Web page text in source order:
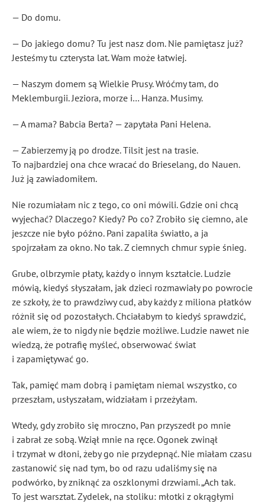
— Do domu.
— Do jakiego domu? Tu jest nasz dom. Nie pamiętasz już?
Jesteśmy tu czterysta lat. Wam może łatwiej.
— Naszym domem są Wielkie Prusy. Wróćmy tam, do
Meklemburgii. Jeziora, morze i… Hanza. Musimy.
— A mama? Babcia Berta? — zapytała Pani Helena.
— Zabierzemy ją po drodze. Tilsit jest na trasie.
To najbardziej ona chce wracać do Brieselang, do Nauen.
Już ją zawiadomiłem.
Nie rozumiałam nic z tego, co oni mówili. Gdzie oni chcą
wyjechać? Dlaczego? Kiedy? Po co? Zrobiło się ciemno, ale
jeszcze nie było późno. Pani zapaliła światło, a ja
spojrzałam za okno. No tak. Z ciemnych chmur sypie śnieg.
Grube, olbrzymie płaty, każdy o innym kształcie. Ludzie
mówią, kiedyś słyszałam, jak dzieci rozmawiały po powrocie
ze szkoły, że to prawdziwy cud, aby każdy z miliona płatków
różnił się od pozostałych. Chciałabym to kiedyś sprawdzić,
ale wiem, że to nigdy nie będzie możliwe. Ludzie nawet nie
wiedzą, że potrafię myśleć, obserwować świat
i zapamiętywać go.
Tak, pamięć mam dobrą i pamiętam niemal wszystko, co
przeszłam, usłyszałam, widziałam i przeżyłam.
Wtedy, gdy zrobiło się mroczno, Pan przyszedł po mnie
i zabrał ze sobą. Wziął mnie na ręce. Ogonek zwinął
i trzymał w dłoni, żeby go nie przydepnąć. Nie miałam czasu
zastanowić się nad tym, bo od razu udaliśmy się na
podwórko, by zniknąć za oszklonymi drzwiami. „Ach tak.
To jest warsztat. Zydelek, na stoliku: młotki z okrągłymi